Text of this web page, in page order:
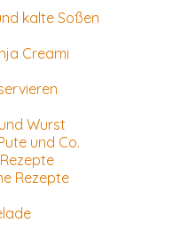
kalte Soßen
Creami
Wurst
und Co.
Rezepte